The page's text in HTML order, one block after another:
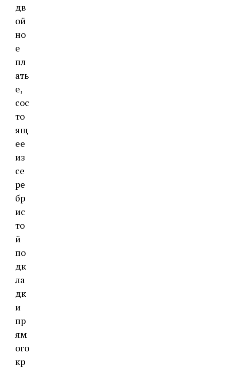
дв
ой
но
е
пл
ать
е,
сос
то
ящ
ее
из
се
ре
бр
ис
то
й
по
дк
ла
дк
и
пр
ям
ого
кр